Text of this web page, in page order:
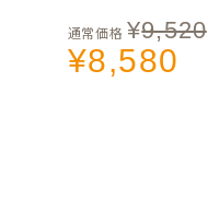
通常価格 ¥9,520
¥8,580